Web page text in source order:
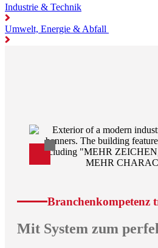
Industrie & Technik
Umwelt, Energie & Abfall
Branchenkompetenz
Mit System zum